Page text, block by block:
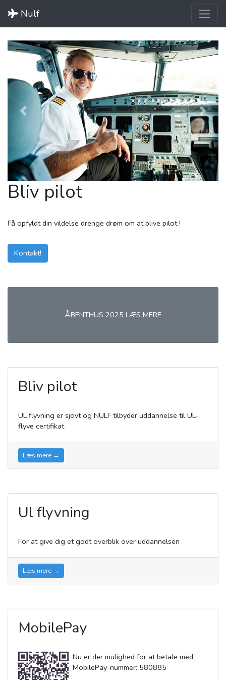
Nulf
Previous Next
Bliv pilot
Få opfyldt din vildelse drenge drøm om at blive pilot !
Kontakt!
ÅBENTHUS 2025 LÆS MERE
Bliv pilot
UL flyvning er sjovt og NULF tilbyder uddannelse til UL-
flyve certifikat
Læs mere →
Ul flyvning
For at give dig et godt overblik over uddannelsen
Læs mere →
MobilePay
Nu er der mulighed for at betale med
MobilePay-nummer: 580885